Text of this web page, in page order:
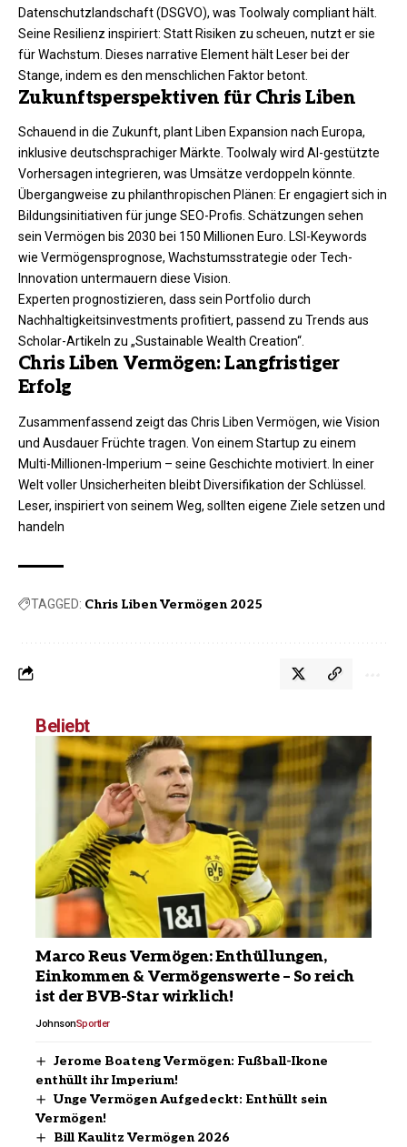
Datenschutzlandschaft (DSGVO), was Toolwaly compliant hält.
Seine Resilienz inspiriert: Statt Risiken zu scheuen, nutzt er sie
für Wachstum. Dieses narrative Element hält Leser bei der
Stange, indem es den menschlichen Faktor betont.​
Zukunftsperspektiven für Chris Liben
Schauend in die Zukunft, plant Liben Expansion nach Europa,
inklusive deutschsprachiger Märkte. Toolwaly wird AI-gestützte
Vorhersagen integrieren, was Umsätze verdoppeln könnte.
Übergangweise zu philanthropischen Plänen: Er engagiert sich in
Bildungsinitiativen für junge SEO-Profis. Schätzungen sehen
sein Vermögen bis 2030 bei 150 Millionen Euro. LSI-Keywords
wie Vermögensprognose, Wachstumsstrategie oder Tech-
Innovation untermauern diese Vision.
Experten prognostizieren, dass sein Portfolio durch
Nachhaltigkeitsinvestments profitiert, passend zu Trends aus
Scholar-Artikeln zu „Sustainable Wealth Creation“.​
Chris Liben Vermögen: Langfristiger
Erfolg
Zusammenfassend zeigt das Chris Liben Vermögen, wie Vision
und Ausdauer Früchte tragen. Von einem Startup zu einem
Multi-Millionen-Imperium – seine Geschichte motiviert. In einer
Welt voller Unsicherheiten bleibt Diversifikation der Schlüssel.
Leser, inspiriert von seinem Weg, sollten eigene Ziele setzen und
handeln
TAGGED: Chris Liben Vermögen 2025
Beliebt
Marco Reus Vermögen: Enthüllungen,
Einkommen & Vermögenswerte – So reich
ist der BVB-Star wirklich!
JohnsonSportler
Jerome Boateng Vermögen: Fußball-Ikone
enthüllt ihr Imperium!
Unge Vermögen Aufgedeckt: Enthüllt sein
Vermögen!
Bill Kaulitz Vermögen 2026